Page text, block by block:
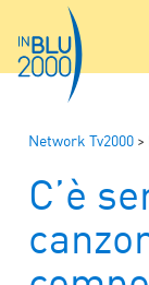
Network Tv2000 >
C’è